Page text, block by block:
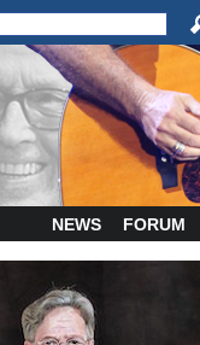
NEWS FORUM